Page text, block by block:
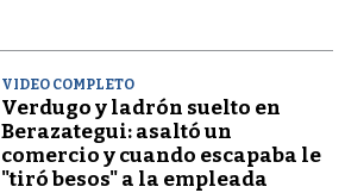
VIDEO COMPLETO
Verdugo y ladrón suelto en
Berazategui: asaltó un
comercio y cuando escapaba le
"tiró besos" a la empleada